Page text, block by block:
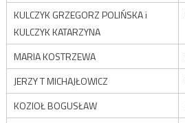
KULCZYK GRZEGORZ POLIŃSKA i
KULCZYK KATARZYNA
MARIA KOSTRZEWA
JERZY T MICHAJŁOWICZ
KOZIOŁ BOGUSŁAW